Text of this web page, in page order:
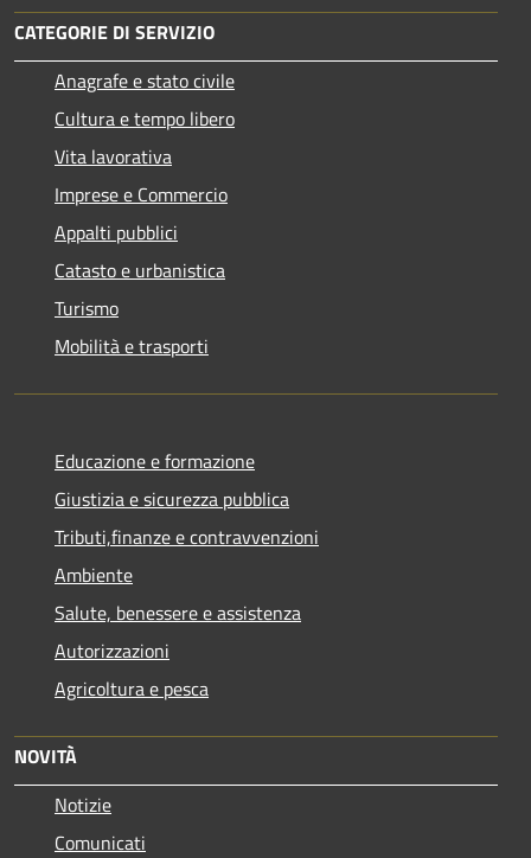
CATEGORIE DI SERVIZIO
Anagrafe e stato civile
Cultura e tempo libero
Vita lavorativa
Imprese e Commercio
Appalti pubblici
Catasto e urbanistica
Turismo
Mobilità e trasporti
Educazione e formazione
Giustizia e sicurezza pubblica
Tributi,finanze e contravvenzioni
Ambiente
Salute, benessere e assistenza
Autorizzazioni
Agricoltura e pesca
NOVITÀ
Notizie
Comunicati